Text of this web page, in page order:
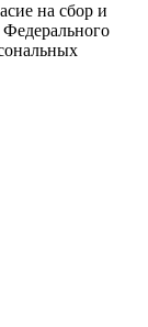
на сбор и